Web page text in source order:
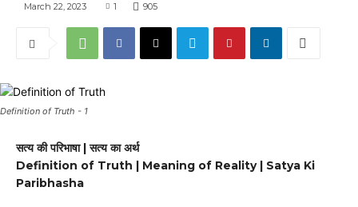
March 22, 2023 1 905
Definition of Truth - 1
सत्य की परिभाषा | सत्य का अर्थ
Definition of Truth | Meaning of Reality | Satya Ki
Paribhasha